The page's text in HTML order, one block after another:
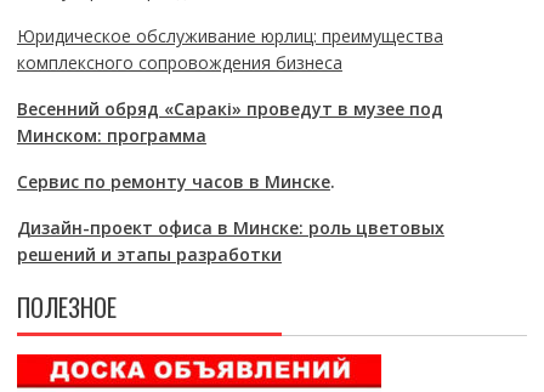
Юридическое обслуживание юрлиц: преимущества
комплексного сопровождения бизнеса
Весенний обряд «Саракі» проведут в музее под
Минском: программа
Сервис по ремонту часов в Минске.
Дизайн-проект офиса в Минске: роль цветовых
решений и этапы разработки
ПОЛЕЗНОЕ